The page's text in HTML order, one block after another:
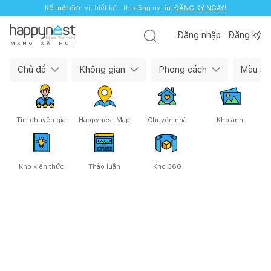
Kết nối đơn vị thiết kế - thi công uy tín. ĐĂNG KÝ NGAY!
M Ạ N G X Ã H Ộ I
Đăng nhập Đăng ký
Happynest — Cộng đồng làm nhà
Chủ đề Không gian Phong cách Màu
Tìm chuyên gia Happynest Map Chuyện nhà Kho ảnh
Kho kiến thức Thảo luận Kho 360